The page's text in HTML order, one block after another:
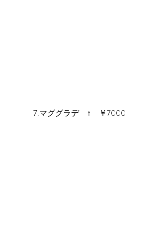
7.マググラデ　↑　￥7000